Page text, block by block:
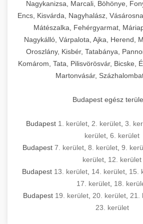
Ipari sütők és gőzpárolók
chef-
berendezések
használatot, miközben
higiéniai
Ipari hűtőberendezések
választéka - chef-
kereskedelmi hűtőegység és
hőmérsékletet és
rendszerekkel, valamint
technológiával rendelkeznek. A
acél konstrukció és a könnyen
karbantartási pontok
élettartamot és az egyszerű
Ipari mosogatógépek teljes
kereskedelmi mosogatógép és
tisztíthatók, szétszerelhetők és
megfelelnek az összes
előírásnak. Különböző
állnak rendelkezésre asztali
kivitelben, az egyedi
feldolgozandó mennyiségek
Biztonságos kezelést biztosító
számára.
Sajtreszelő gépek szakmai
chef-
kereskedelmi sajtreszelő és
berendezést magában foglal,
egy modern, hatékonyan
kereskedelmi konyha komplett
és működtetéséhez. Az
főzőberendezésektől
grillsütők, frittőzök) kezdve
feldolgozógépeken
kiegészítő eszközökig
megtalál. Szakértő
megfelelő berendezések
konyha optimális
megtervezésében, valamint a
üzembe helyezés
garancia, gyors szerviz és
támogatás biztosítja az Ön
Nagykanizsa, Marcali, Böhönye,
Encs, Kisvárda, Nagyhalász,
Mátészalka, Fehérgyarmat,
Nagykálló, Várpalota, Ajka, Herend,
Oroszlány, Kisbér, Tatabánya,
Komárom, Tata, Pilisvörösvár, Bicske,
Martonvásár,
Budapest egész
Budapest 1. kerület 2. kerület 3.
kerület 6. kerület
Budapest 7. kerület, 8. kerület, 9.
kerület 12. kerület
Budapest 13. kerület 14. kerület 15.
17. kerület 18.
Budapest 19. kerület 20. kerület 21.
23. kerület